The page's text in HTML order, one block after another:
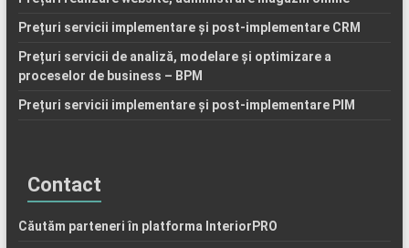
Prețuri servicii implementare și post-implementare CRM
Prețuri servicii de analiză, modelare și optimizare a
proceselor de business – BPM
Prețuri servicii implementare și post-implementare PIM
Contact
Căutăm parteneri în platforma InteriorPRO